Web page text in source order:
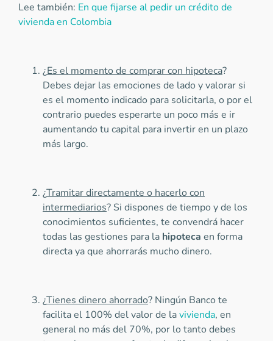
Lee también: En que fijarse al pedir un crédito de
vivienda en Colombia
¿Es el momento de comprar con hipoteca?
Debes dejar las emociones de lado y valorar si
es el momento indicado para solicitarla, o por el
contrario puedes esperarte un poco más e ir
aumentando tu capital para invertir en un plazo
más largo.
¿Tramitar directamente o hacerlo con
intermediarios? Si dispones de tiempo y de los
conocimientos suficientes, te convendrá hacer
todas las gestiones para la hipoteca en forma
directa ya que ahorrarás mucho dinero.
¿Tienes dinero ahorrado? Ningún Banco te
facilita el 100% del valor de lavivienda, en
general no más del 70%, por lo tanto debes